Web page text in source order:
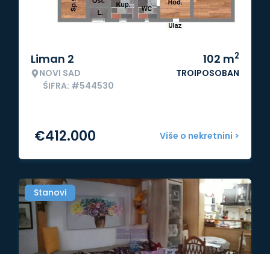
Liman 2
NOVI SAD
ŠIFRA: #544530
102 m2
TROIPOSOBAN
Više o nekretnini >
€412.000
Stanovi